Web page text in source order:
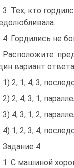
3. Тех, кто
4. Гордились не
Расположите
вариант
1) 2, 1, 4, 3;
2) 2, 4, 3, 1;
3) 4, 3, 1, 2;
4) 1, 2, 3, 4;
Задание 4
1. С машиной